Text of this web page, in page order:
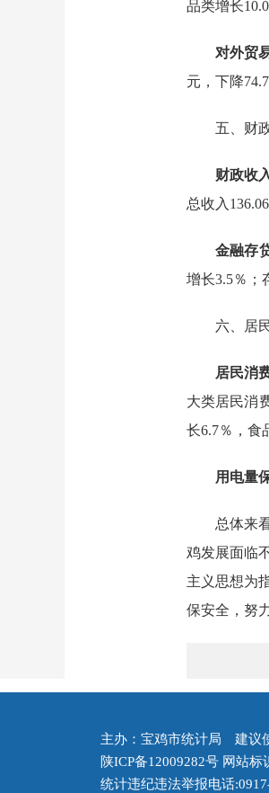
品类增长
对外贸
元，下降74.7
五、财
财政收
总收入 136.06
金融存
增长3.5％
六、居
居民消
大类居民消
长6.7％，食
用电量
总体来
鸡发展面临
主义思想为
保安全，努
主办：宝鸡市统计局 建议
陕ICP备12009282号 网站标
统计违纪违法举报电话